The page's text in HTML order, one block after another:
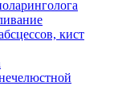
кист